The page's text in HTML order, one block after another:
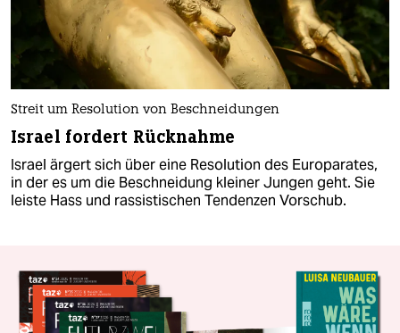
Streit um Resolution von Beschneidungen
Israel fordert Rücknahme
Israel ärgert sich über eine Resolution des Europarates,
in der es um die Beschneidung kleiner Jungen geht. Sie
leiste Hass und rassistischen Tendenzen Vorschub.